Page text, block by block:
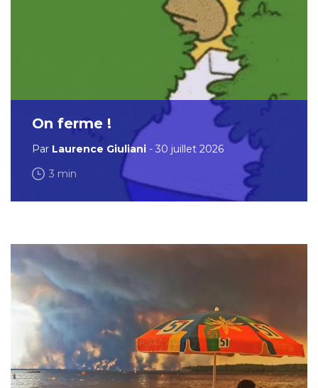
On ferme !
Par Laurence Giuliani - 30 juillet 2026
3 min